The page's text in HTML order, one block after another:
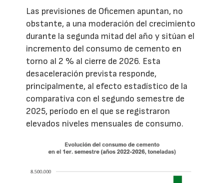
Las previsiones de Oficemen apuntan, no
obstante, a una moderación del crecimiento
durante la segunda mitad del año y sitúan el
incremento del consumo de cemento en
torno al 2 % al cierre de 2026. Esta
desaceleración prevista responde,
principalmente, al efecto estadístico de la
comparativa con el segundo semestre de
2025, período en el que se registraron
elevados niveles mensuales de consumo.